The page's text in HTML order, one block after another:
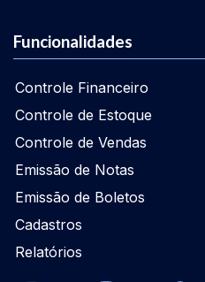
Funcionalidades
Controle Financeiro
Controle de Estoque
Controle de Vendas
Emissão de Notas
Emissão de Boletos
Cadastros
Relatórios